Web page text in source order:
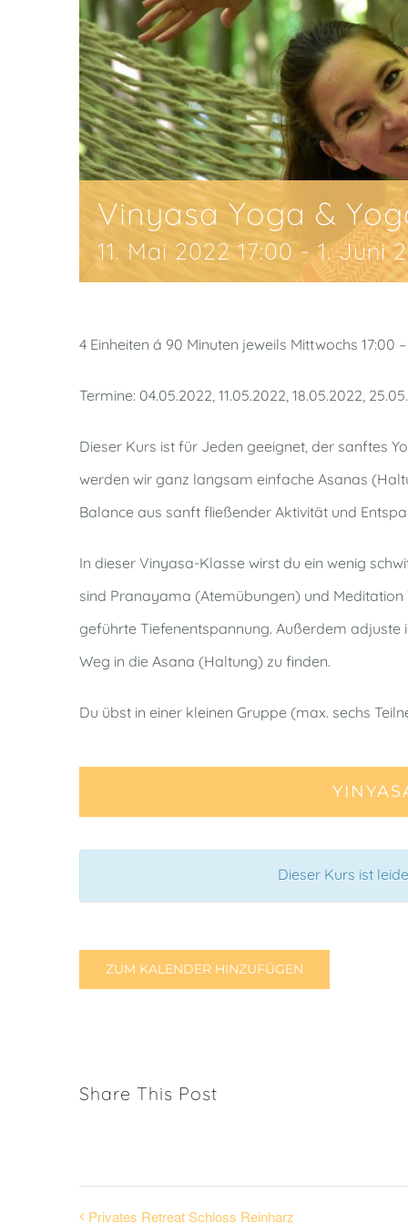
Vinyasa Yoga &
11. Mai 2022 17:00 -1. Juni
4 Einheiten á 90 Minuten jeweils Mittwochs 17:00 –
Termine: 04.05.2022, 11.05.2022, 18.05.2022,
Dieser Kurs ist für Jeden geeignet, der sanftes
werden wir ganz langsam einfache Asanas
Balance aus sanft fließender Aktivität und
In dieser Vinyasa-Klasse wirst du ein wenig
sind Pranayama (Atemübungen) und Meditation
geführte Tiefenentspannung. Außerdem adjuste
Weg in die Asana (Haltung) zu finden.
Du übst in einer kleinen Gruppe (max. sechs
Dieser Kurs ist
ZUM KALENDER HINZUFÜGEN
Share This Post
Privates Retreat Schloss Reinharz